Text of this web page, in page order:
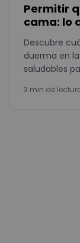
Permitir
cama: lo
Descubre
duerma en
saludables
3 min de